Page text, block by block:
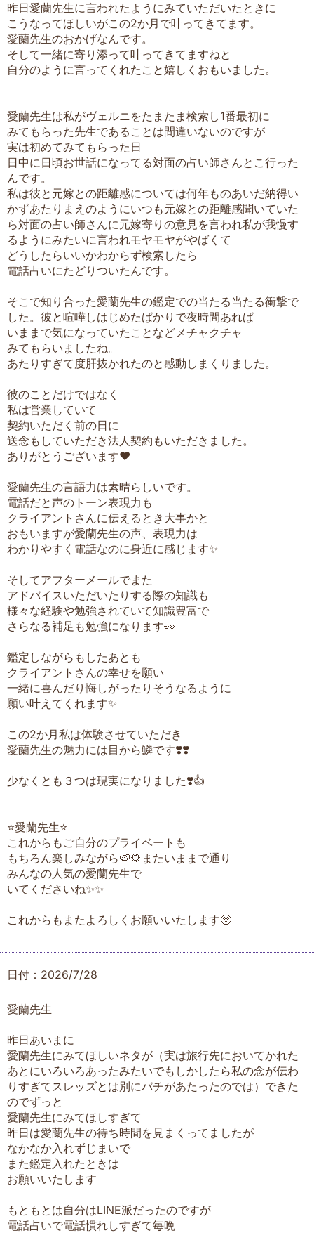
昨日愛蘭先生に言われたようにみていただいたときに
こうなってほしいがこの2か月で叶ってきてます。
愛蘭先生のおかげなんです。
そして一緒に寄り添って叶ってきてますねと
自分のように言ってくれたこと嬉しくおもいました。
愛蘭先生は私がヴェルニをたまたま検索し1番最初に
みてもらった先生であることは間違いないのですが
実は初めてみてもらった日
日中に日頃お世話になってる対面の占い師さんとこ行った
んです。
私は彼と元嫁との距離感については何年ものあいだ納得い
かずあたりまえのようにいつも元嫁との距離感聞いていた
ら対面の占い師さんに元嫁寄りの意見を言われ私が我慢す
るようにみたいに言われモヤモヤがやばくて
どうしたらいいかわからず検索したら
電話占いにたどりついたんです。
そこで知り合った愛蘭先生の鑑定での当たる当たる衝撃で
した。彼と喧嘩しはじめたばかりで夜時間あれば
いままで気になっていたことなどメチャクチャ
みてもらいましたね。
あたりすぎて度肝抜かれたのと感動しまくりました。
彼のことだけではなく
私は営業していて
契約いただく前の日に
送念もしていただき法人契約もいただきました。
ありがとうございます♥️
愛蘭先生の言語力は素晴らしいです。
電話だと声のトーン表現力も
クライアントさんに伝えるとき大事かと
おもいますが愛蘭先生の声、表現力は
わかりやすく電話なのに身近に感じます✨
そしてアフターメールでまた
アドバイスいただいたりする際の知識も
様々な経験や勉強されていて知識豊富で
さらなる補足も勉強になります👀
鑑定しながらもしたあとも
クライアントさんの幸せを願い
一緒に喜んだり悔しがったりそうなるように
願い叶えてくれます✨
この2か月私は体験させていただき
愛蘭先生の魅力には目から鱗です❣️❣️
少なくとも３つは現実になりました❣️👍
⭐️愛蘭先生⭐️
これからもご自分のプライベートも
もちろん楽しみながら🍉🌻またいままで通り
みんなの人気の愛蘭先生で
いてくださいね✨✨
これからもまたよろしくお願いいたします🥺
日付：2026/7/28
愛蘭先生
昨日あいまに
愛蘭先生にみてほしいネタが（実は旅行先においてかれた
あとにいろいろあったみたいでもしかしたら私の念が伝わ
りすぎてスレッズとは別にバチがあたったのでは）できた
のでずっと
愛蘭先生にみてほしすぎて
昨日は愛蘭先生の待ち時間を見まくってましたが
なかなか入れずじまいで
また鑑定入れたときは
お願いいたします
もともとは自分はLINE派だったのですが
電話占いで電話慣れしすぎて毎晩